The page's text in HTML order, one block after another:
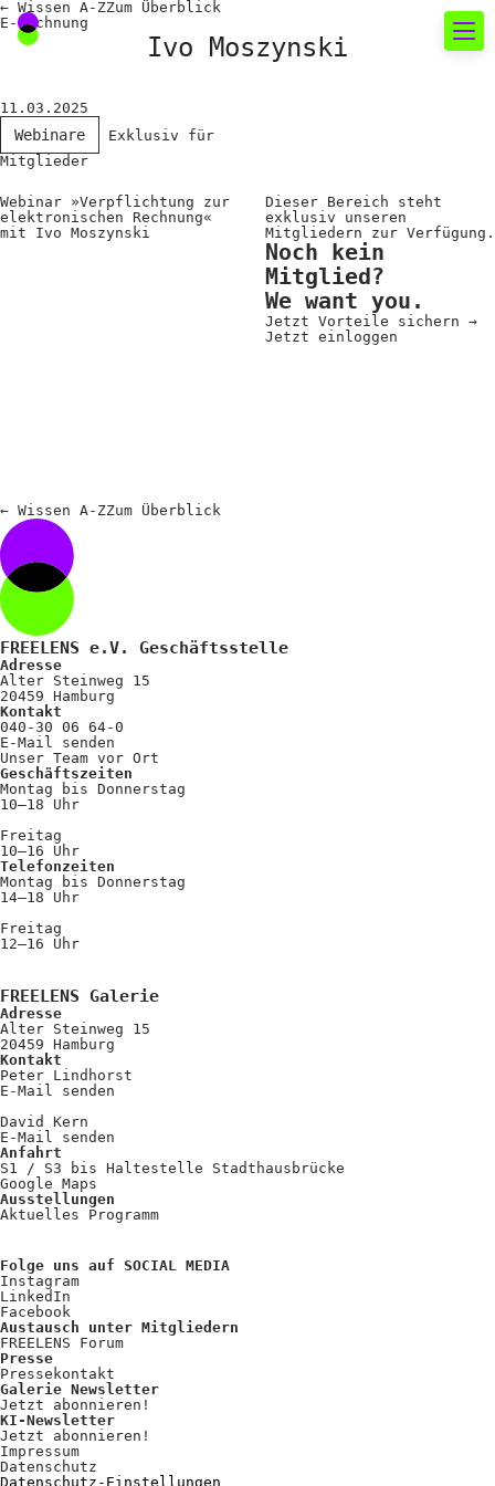
Neues rund um die
Fotografie
News
Positionen
Verband
Fotograf*innen
Regionalgruppen
Projekte und Publikationen
Foundation
Services für
Fotograf*innen
Mitglied werden
Mein FREELENS
Kooperationen
Wissen A-Z
Login
← Wissen A-ZZum Überblick
E-Rechnung
Ivo Moszynski
11.03.2025
Webinare
Exklusiv für
Mitglieder
Webinar »Verpflichtung zur
elektronischen Rechnung«
mit Ivo Moszynski
Dieser Bereich steht
exklusiv unseren
Mitgliedern zur Verfügung.
Noch kein
Mitglied?
We want you.
Jetzt Vorteile sichern →
Jetzt einloggen
← Wissen A-ZZum Überblick
FREELENS e.V. Geschäftsstelle
Adresse
Alter Steinweg 15
20459 Hamburg
Kontakt
040-30 06 64-0
E-Mail senden
Unser Team vor Ort
Geschäftszeiten
Montag bis Donnerstag
10–18 Uhr
Freitag
10–16 Uhr
Telefonzeiten
Montag bis Donnerstag
14–18 Uhr
Freitag
12–16 Uhr
FREELENS Galerie
Adresse
Alter Steinweg 15
20459 Hamburg
Kontakt
Peter Lindhorst
E-Mail senden
David Kern
E-Mail senden
Anfahrt
S1 / S3 bis Haltestelle Stadthausbrücke
Google Maps
Ausstellungen
Aktuelles Programm
Folge uns auf SOCIAL MEDIA
Instagram
LinkedIn
Facebook
Austausch unter Mitgliedern
FREELENS Forum
Presse
Pressekontakt
Galerie Newsletter
Jetzt abonnieren!
KI-Newsletter
Jetzt abonnieren!
Impressum
Datenschutz
Datenschutz-Einstellungen